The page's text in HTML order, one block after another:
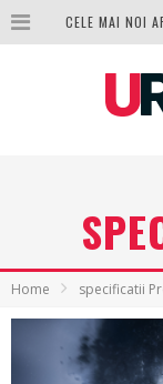
CELE MAI NOI
Home specificatii